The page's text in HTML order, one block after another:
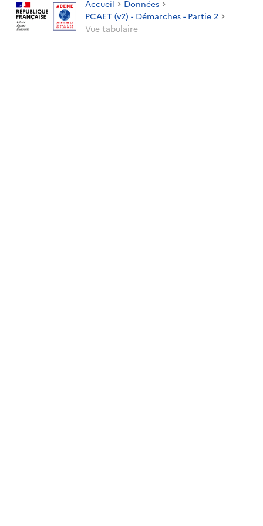
Accueil
Données
PCAET (v2) - Démarches - Partie 2
Vue tabulaire